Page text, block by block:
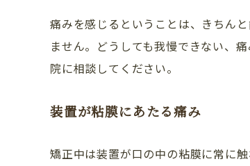
痛みを感じるということは、きちん
ません。どうしても我慢できない、
院に相談してください。
装置が粘膜にあたる痛み
矯正中は装置が口の中の粘膜に常に